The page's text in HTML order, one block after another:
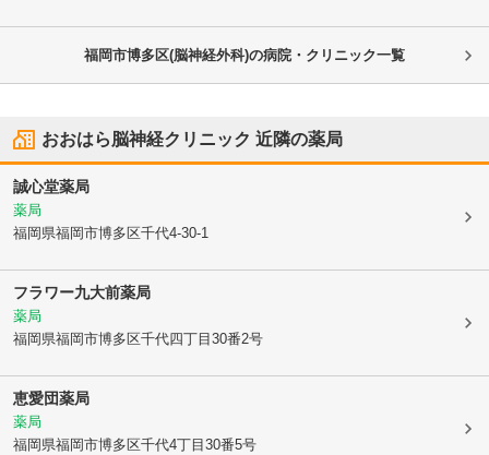
福岡市博多区(脳神経外科)の病院・クリニック一覧
おおはら脳神経クリニック 近隣の薬局
誠心堂薬局
薬局
福岡県福岡市博多区千代4-30-1
フラワー九大前薬局
薬局
福岡県福岡市博多区千代四丁目30番2号
恵愛団薬局
薬局
福岡県福岡市博多区千代4丁目30番5号